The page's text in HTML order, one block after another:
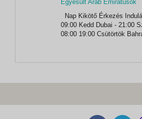
Egyesült Arab Emirátusok
Dubai
09:00 Kedd Dubai - 21:00 Szerda Abu Dhabi
08:00 19:00 Csütörtök Bahrain 09:00 19:00
07:00 -...